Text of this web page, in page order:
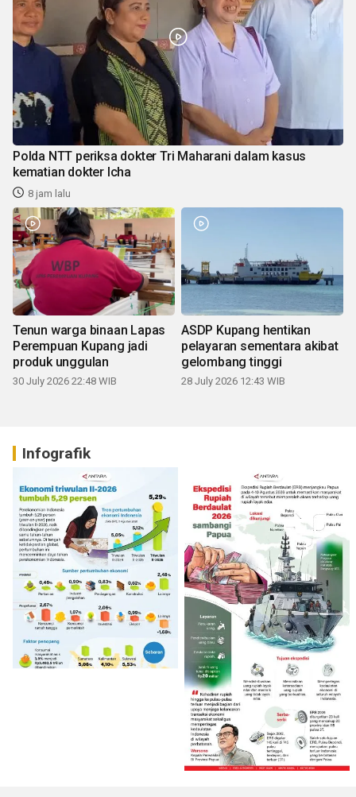
Polda NTT periksa dokter Tri Maharani dalam kasus
kematian dokter Icha
8 jam lalu
Tenun warga binaan Lapas
Perempuan Kupang jadi
produk unggulan
30 July 2026 22:48 WIB
ASDP Kupang hentikan
pelayaran sementara akibat
gelombang tinggi
28 July 2026 12:43 WIB
Infografik